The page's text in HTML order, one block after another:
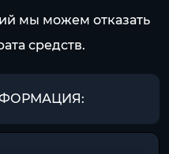
мы можем отказать
средств.